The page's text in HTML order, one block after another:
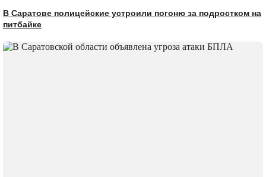
В Саратове полицейские устроили погоню за подростком на
питбайке